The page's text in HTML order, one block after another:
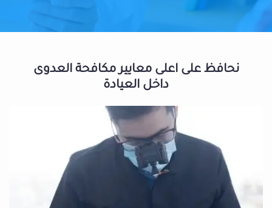
نحافظ على اعلى معايير مكافحة العدوى
داخل العيادة